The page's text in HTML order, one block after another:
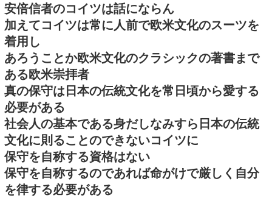
安倍信者のコイツは話にならん
加えてコイツは常に人前で欧米文化のスーツを
着用し
あろうことか欧米文化のクラシックの著書まで
ある欧米崇拝者
真の保守は日本の伝統文化を常日頃から愛する
必要がある
社会人の基本である身だしなみすら日本の伝統
文化に則ることのできないコイツに
保守を自称する資格はない
保守を自称するのであれば命がけで厳しく自分
を律する必要がある